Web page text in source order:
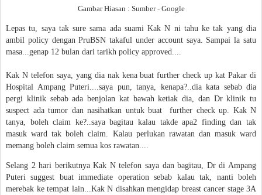
Gambar Hiasan : Sumber - Google
Lepas tu, saya tak sure sama ada suami Kak N ni tahu ke tak yang dia
ambil policy dengan PruBSN takaful under account saya. Sampai la satu
masa...genap 12 bulan dari tarikh policy approved....
Kak N telefon saya, yang dia nak kena buat further check up kat Pakar di
Hospital Ampang Puteri....saya pun, tanya, kenapa?..dia kata sebab dia
pergi klinik sebab ada benjolan kat bawah ketiak dia, dan Dr klinik tu
suspect ada tumor dan nasihatkan untuk buat further check up. Kak N
tanya, boleh claim ke?..saya bagitau kalau takde apa2 finding dan tak
masuk ward tak boleh claim. Kalau perlukan rawatan dan masuk ward
memang boleh claim semua kos rawatan....
Selang 2 hari berikutnya Kak N telefon saya dan bagitau, Dr di Ampang
Puteri suggest buat immediate operation sebab kalau tak, nanti boleh
merebak ke tempat lain...Kak N disahkan mengidap breast cancer stage 3A